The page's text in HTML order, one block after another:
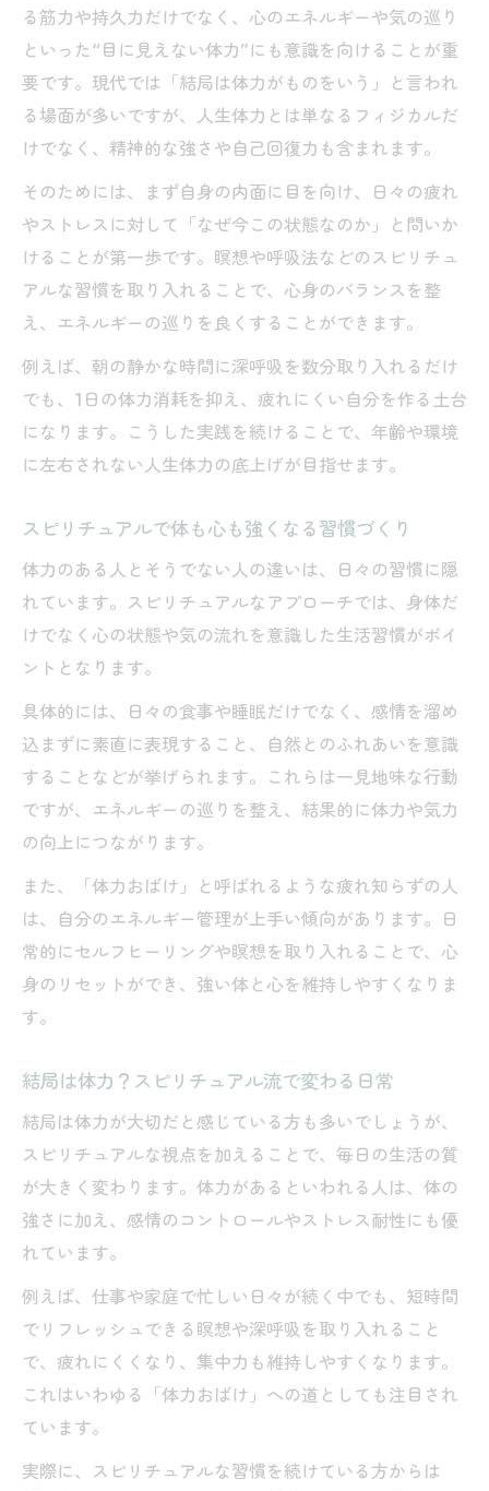
る筋力や持久力だけでなく、心のエネルギーや気の巡り
といった“目に見えない体力”にも意識を向けることが重
要です。現代では「結局は体力がものをいう」と言われ
る場面が多いですが、人生体力とは単なるフィジカルだ
けでなく、精神的な強さや自己回復力も含まれます。
そのためには、まず自身の内面に目を向け、日々の疲れ
やストレスに対して「なぜ今この状態なのか」と問いか
けることが第一歩です。瞑想や呼吸法などのスピリチュ
アルな習慣を取り入れることで、心身のバランスを整
え、エネルギーの巡りを良くすることができます。
例えば、朝の静かな時間に深呼吸を数分取り入れるだけ
でも、1日の体力消耗を抑え、疲れにくい自分を作る土台
になります。こうした実践を続けることで、年齢や環境
に左右されない人生体力の底上げが目指せます。
スピリチュアルで体も心も強くなる習慣づくり
体力のある人とそうでない人の違いは、日々の習慣に隠
れています。スピリチュアルなアプローチでは、身体だ
けでなく心の状態や気の流れを意識した生活習慣がポイ
ントとなります。
具体的には、日々の食事や睡眠だけでなく、感情を溜め
込まずに素直に表現すること、自然とのふれあいを意識
することなどが挙げられます。これらは一見地味な行動
ですが、エネルギーの巡りを整え、結果的に体力や気力
の向上につながります。
また、「体力おばけ」と呼ばれるような疲れ知らずの人
は、自分のエネルギー管理が上手い傾向があります。日
常的にセルフヒーリングや瞑想を取り入れることで、心
身のリセットができ、強い体と心を維持しやすくなりま
す。
結局は体力？スピリチュアル流で変わる日常
結局は体力が大切だと感じている方も多いでしょうが、
スピリチュアルな視点を加えることで、毎日の生活の質
が大きく変わります。体力があるといわれる人は、体の
強さに加え、感情のコントロールやストレス耐性にも優
れています。
例えば、仕事や家庭で忙しい日々が続く中でも、短時間
でリフレッシュできる瞑想や深呼吸を取り入れること
で、疲れにくくなり、集中力も維持しやすくなります。
これはいわゆる「体力おばけ」への道としても注目され
ています。
実際に、スピリチュアルな習慣を続けている方からは